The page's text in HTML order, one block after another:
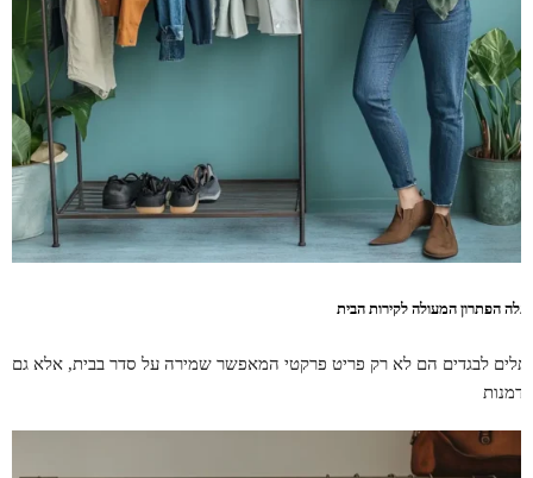
הפתרון המעולה לקירות הבית
לבגדים הם לא רק פריט פרקטי המאפשר שמירה על סדר בבית, אלא גם